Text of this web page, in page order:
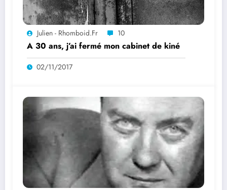
Julien - Rhomboid.fr 10
A 30 ans, j’ai fermé mon cabinet de kiné
02/11/2017